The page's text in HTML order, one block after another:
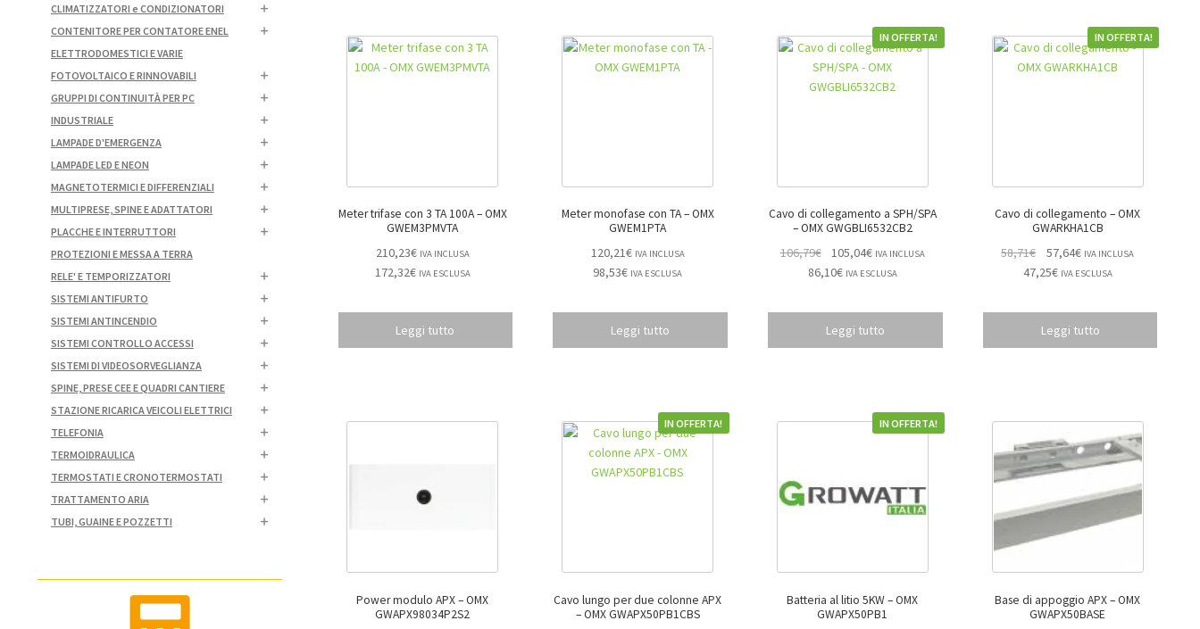
Meter trifase con 3 TA 100A – OMX
GWEM3PMVTA
210,23€ IVA INCLUSA
172,32€ IVA ESCLUSA
Leggi tutto
Meter monofase con TA – OMX
GWEM1PTA
120,21€ IVA INCLUSA
98,53€ IVA ESCLUSA
Leggi tutto
Cavo di collegamento a SPH/SPA
– OMX GWGBLI6532CB2
IN OFFERTA!
106,79€ 105,04€ IVA INCLUSA
86,10€ IVA ESCLUSA
Leggi tutto
Cavo di collegamento – OMX
GWARKHA1CB
IN OFFERTA!
58,71€ 57,64€ IVA INCLUSA
47,25€ IVA ESCLUSA
Leggi tutto
Power modulo APX – OMX
GWAPX98034P2S2
Cavo lungo per due colonne APX
– OMX GWAPX50PB1CBS
IN OFFERTA!
Batteria al litio 5KW – OMX
GWAPX50PB1
IN OFFERTA!
Base di appoggio APX – OMX
GWAPX50BASE
CLIMATIZZATORI e CONDIZIONATORI
CONTENITORE PER CONTATORE ENEL
ELETTRODOMESTICI E VARIE
FOTOVOLTAICO E RINNOVABILI
GRUPPI DI CONTINUITÀ PER PC
INDUSTRIALE
LAMPADE D'EMERGENZA
LAMPADE LED E NEON
MAGNETOTERMICI E DIFFERENZIALI
MULTIPRESE, SPINE E ADATTATORI
PLACCHE E INTERRUTTORI
PROTEZIONI E MESSA A TERRA
RELE' E TEMPORIZZATORI
SISTEMI ANTIFURTO
SISTEMI ANTINCENDIO
SISTEMI CONTROLLO ACCESSI
SISTEMI DI VIDEOSORVEGLIANZA
SPINE, PRESE CEE E QUADRI CANTIERE
STAZIONE RICARICA VEICOLI ELETTRICI
TELEFONIA
TERMOIDRAULICA
TERMOSTATI E CRONOTERMOSTATI
TRATTAMENTO ARIA
TUBI, GUAINE E POZZETTI